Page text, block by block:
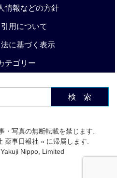
情報などの方針
用について
に基づく表示
テゴリー
検 索
・写真の無断転載を禁じます.
薬事日報社 » に帰属します.
Nippo, Limited